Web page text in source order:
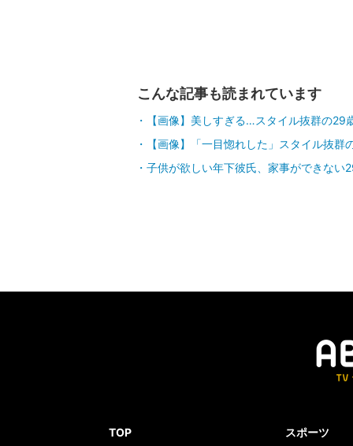
こんな記事も読まれています
【画像】美しすぎる…スタイル抜群の29
【画像】「一目惚れした」スタイル抜
子供が欲しい年下彼氏、家事ができない
TOP スポーツ